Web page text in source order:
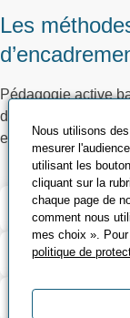
Les
Pédagogie active
démonstrations,
et une évaluation
Validation
Contenu de
Modalités
Nous utilisons
mesurer
utilisant les
cliquant sur la
chaque page de
comment nous
mes choix ».
politique de